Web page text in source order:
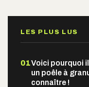
LES PLUS LUS
01Voici pourquoi
un poêle à
connaître !